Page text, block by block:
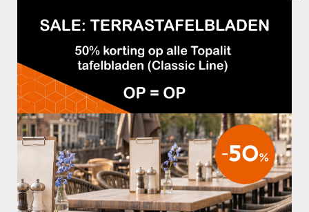
GERELATEERDE PRODUCTEN
AANBIEDING!
BARKRUK 204H DONKERBRUIN BARKRUK KEES ZWART €89,95